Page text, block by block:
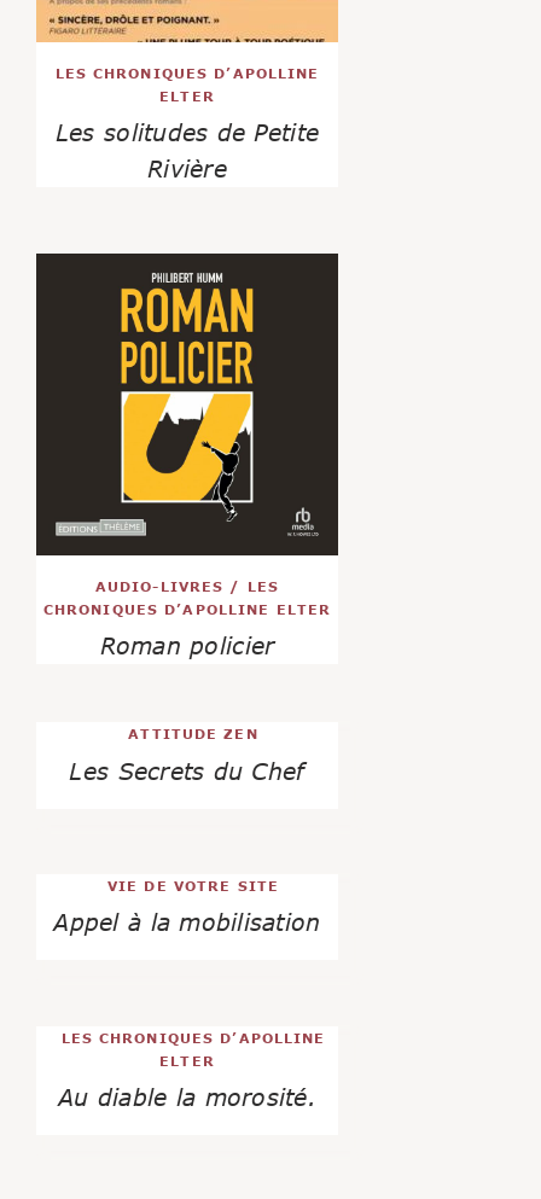
LES CHRONIQUES D’APOLLINE
ELTER
Les solitudes de Petite
Rivière
AUDIO-LIVRES / LES
CHRONIQUES D’APOLLINE ELTER
Roman policier
ATTITUDE ZEN
Les Secrets du Chef
VIE DE VOTRE SITE
Appel à la mobilisation
LES CHRONIQUES D’APOLLINE
ELTER
Au diable la morosité.